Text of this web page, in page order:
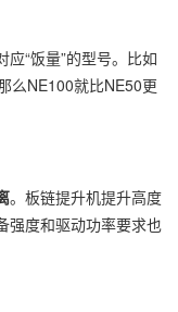
“饭量”的型号。比如
么NE100就比NE50更
。板链提升机提升高度
强度和驱动功率要求也